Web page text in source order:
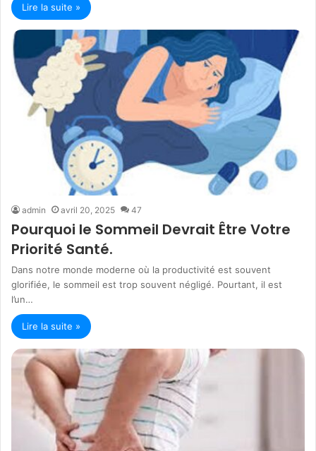
Lire la suite »
admin avril 20, 2025 47
Pourquoi le Sommeil Devrait Être Votre
Priorité Santé.
Dans notre monde moderne où la productivité est souvent
glorifiée, le sommeil est trop souvent négligé. Pourtant, il est
l’un…
Lire la suite »